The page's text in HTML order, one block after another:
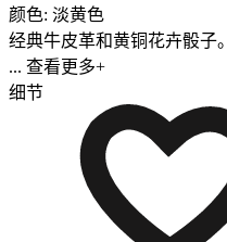
颜色: 淡黄色
经典牛皮革和黄铜花卉骰子。
... 查看更多+
细节